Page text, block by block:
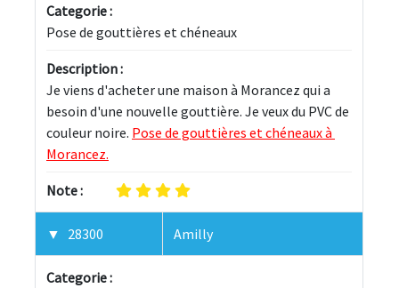
Categorie :
Pose de gouttières et chéneaux
Description :
Je viens d'acheter une maison à Morancez qui a
besoin d'une nouvelle gouttière. Je veux du PVC de
couleur noire. Pose de gouttières et chéneaux à
Morancez.
Note :
28300 Amilly
Categorie :